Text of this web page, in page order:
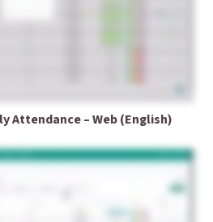
Attendance – Web (English)